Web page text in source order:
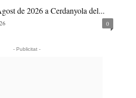
de 2026 a Cerdanyola del...
0
- Publicitat -